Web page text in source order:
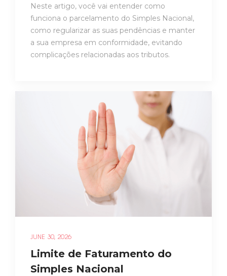
Neste artigo, você vai entender como
funciona o parcelamento do Simples Nacional,
como regularizar as suas pendências e manter
a sua empresa em conformidade, evitando
complicações relacionadas aos tributos.
JUNE 30, 2026
Limite de Faturamento do
Simples Nacional